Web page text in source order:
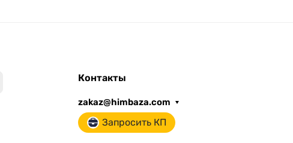
Контакты
zakaz@himbaza.com
Запросить КП